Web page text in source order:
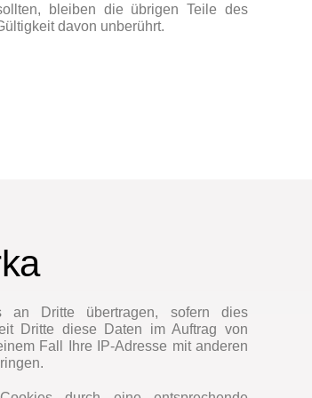
bleiben die übrigen Teile des
davon unberührt.
an Dritte übertragen, sofern dies
Dritte diese Daten im Auftrag von
Fall Ihre IP-Adresse mit anderen